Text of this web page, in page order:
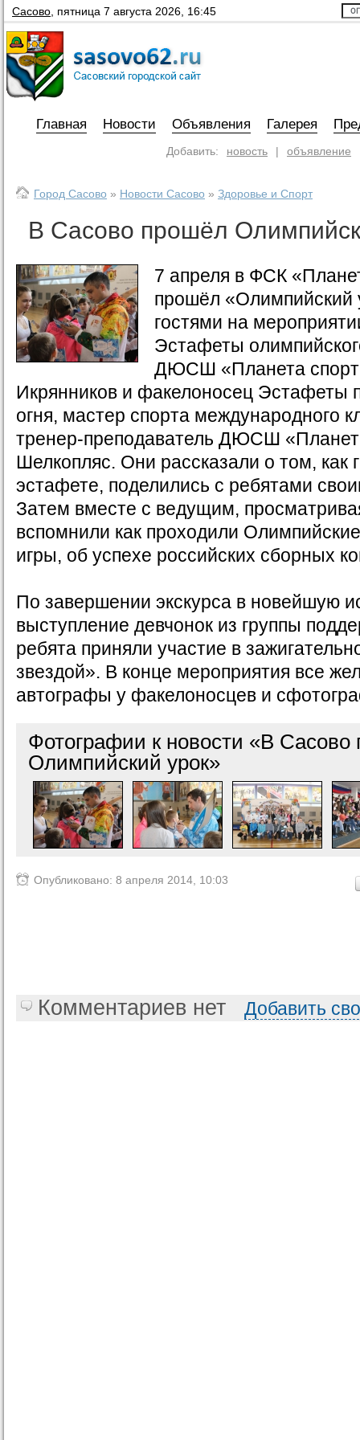
Сасово пятница 7 августа 2026, 16:45
Главная Новости Объявления Галерея
Добавить: новость | объявление
Город Сасово » Новости Сасово » Здоровье и Спорт
В Сасово прошёл
7 апреля в ФСК
прошёл «Олимпийский
гостями на
Эстафеты
ДЮСШ «Планета
Икрянников и факелоносец Эстафеты
огня, мастер спорта международного
тренер-преподаватель ДЮСШ
Шелкопляс. Они рассказали о том, как
эстафете, поделились с ребятами
Затем вместе с ведущим,
вспомнили как проходили
игры, об успехе российских сборных
По завершении экскурса в новейшую
выступление девчонок из группы
ребята приняли участие в
звездой». В конце мероприятия все
автографы у факелоносцев и
Фотографии к новости «В Сасово
Олимпийский урок»
Опубликовано: 8 апреля 2014, 10:03
Комментариев нет Добавить